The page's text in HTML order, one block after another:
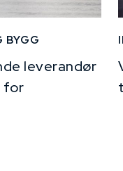
BYGG
leverandør
for